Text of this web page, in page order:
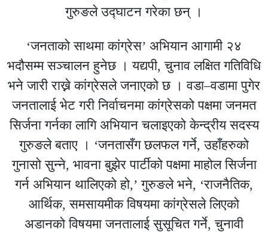
गुरुङले उद्घाटन गरेका छन् ।
‘जनताको साथमा कांग्रेस’ अभियान आगामी २४
भदौसम्म सञ्चालन हुनेछ । यद्यपी, चुनाव लक्षित गतिविधि
भने जारी राख्ने कांग्रेसले जनाएको छ । वडा–वडामा पुगेर
जनतालाई भेट गरी निर्वाचनमा कांग्रेसको पक्षमा जनमत
सिर्जना गर्नका लागि अभियान चलाइएको केन्द्रीय सदस्य
गुरुङले बताए । ‘जनतासँग छलफल गर्ने, उहाँहरुको
गुनासो सुन्ने, भावना बुझेर पार्टीको पक्षमा माहोल सिर्जना
गर्न अभियान थालिएको हो,’ गुरुङले भने, ‘राजनैतिक,
आर्थिक, समसायमीक विषयमा कांग्रेसले लिएको
अडानको विषयमा जनतालाई सुसूचित गर्ने, चुनावी